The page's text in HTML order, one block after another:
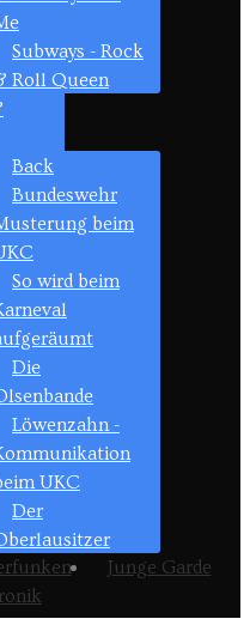
Subways - Rock
Roll Queen
Back
Bundeswehr
beim
So wird beim
Die
Löwenzahn -
UKC
Der
Junge Garde